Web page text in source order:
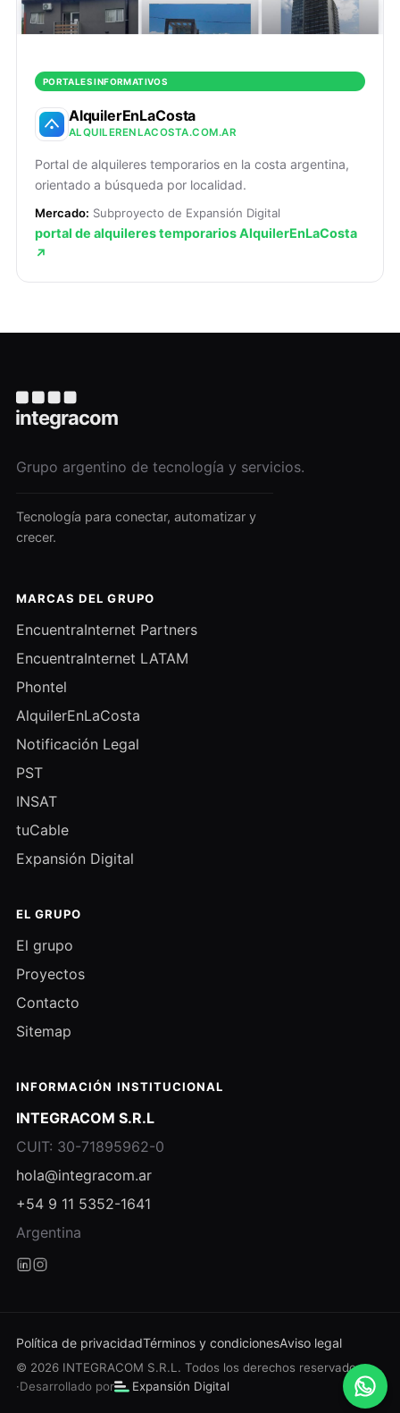
PORTALES INFORMATIVOS
AlquilerEnLaCosta
ALQUILERENLACOSTA.COM.AR
Portal de alquileres temporarios en la costa argentina,
orientado a búsqueda por localidad.
Mercado: Subproyecto de Expansión Digital
portal de alquileres temporarios AlquilerEnLaCosta
↗
Grupo argentino de tecnología y servicios.
Tecnología para conectar, automatizar y
crecer.
MARCAS DEL GRUPO
EncuentraInternet Partners
EncuentraInternet LATAM
Phontel
AlquilerEnLaCosta
Notificación Legal
PST
INSAT
tuCable
Expansión Digital
EL GRUPO
El grupo
Proyectos
Contacto
Sitemap
INFORMACIÓN INSTITUCIONAL
INTEGRACOM S.R.L
CUIT: 30-71895962-0
hola@integracom.ar
+54 9 11 5352-1641
Argentina
Política de privacidadTérminos y condicionesAviso legal
© 2026 INTEGRACOM S.R.L. Todos los derechos reservados.
·Desarrollado por Expansión Digital